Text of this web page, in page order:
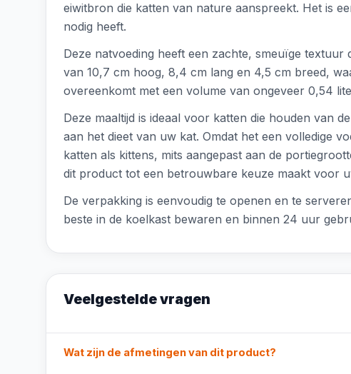
eiwitbron die katten van nature aanspreekt. Het is
nodig heeft.
Deze natvoeding heeft een zachte, smeuïge
van 10,7 cm hoog, 8,4 cm lang en 4,5 cm breed,
overeenkomt met een volume van ongeveer 0,54
Deze maaltijd is ideaal voor katten die houden van
aan het dieet van uw kat. Omdat het een volledige
katten als kittens, mits aangepast aan de
dit product tot een betrouwbare keuze maakt voor
De verpakking is eenvoudig te openen en te
beste in de koelkast bewaren en binnen 24 uur
Veelgestelde vragen
Wat zijn de afmetingen van dit product?